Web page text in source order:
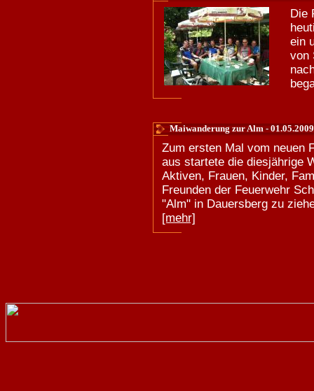
Die
ein
von
Maiwanderung zur Alm - 01.05.2009
Zum ersten Mal vom neuen
aus startete die diesjährige
Aktiven, Frauen, Kinder,
Freunden der Feuerwehr
"Alm" in Dauersberg zu
[mehr]